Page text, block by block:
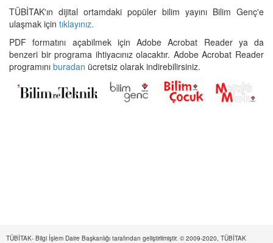
TÜBİTAK'ın dijital ortamdaki popüler bilim yayını Bilim Genç'e
ulaşmak için tıklayınız.
PDF formatını açabilmek için Adobe Acrobat Reader ya da
benzeri bir programa ihtiyacınız olacaktır. Adobe Acrobat Reader
programını buradan ücretsiz olarak indirebilirsiniz.
TÜBİTAK- Bilgi İşlem Daire Başkanlığı tarafından geliştirilmiştir. © 2009-2020, TÜBİTAK